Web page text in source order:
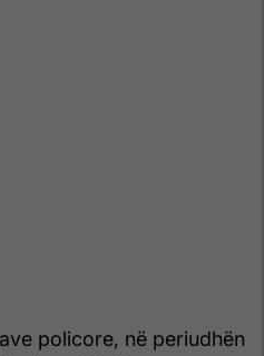
policore, në periudhën